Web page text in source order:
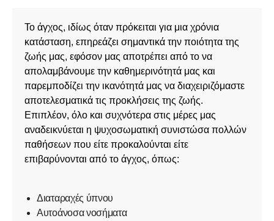
Το άγχος, ιδίως όταν πρόκειται για μια χρόνια
κατάσταση, επηρεάζει σημαντικά την ποιότητα της
ζωής μας, εφόσον μας αποτρέπει από το να
απολαμβάνουμε την καθημερινότητά μας και
παρεμποδίζει την ικανότητά μας να διαχειριζόμαστε
αποτελεσματικά τις προκλήσεις της ζωής.
Επιπλέον, όλο και συχνότερα στις μέρες μας
αναδεικνύεται η ψυχοσωματική συνιστώσα πολλών
παθήσεων που είτε προκαλούνται είτε
επιβαρύνονται από το άγχος, όπως:
Διαταραχές ύπνου
Αυτοάνοσα νοσήματα